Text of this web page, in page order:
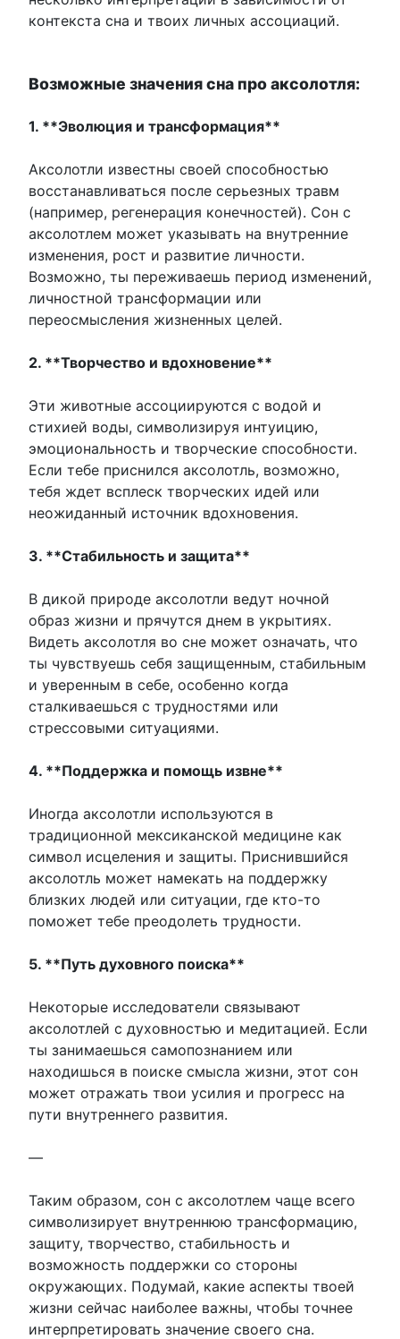
контекста сна и твоих личных ассоциаций.
Возможные значения сна про аксолотля:
1. **Эволюция и трансформация**
Аксолотли известны своей способностью
восстанавливаться после серьезных травм
(например, регенерация конечностей). Сон с
аксолотлем может указывать на внутренние
изменения, рост и развитие личности.
Возможно, ты переживаешь период изменений,
личностной трансформации или
переосмысления жизненных целей.
2. **Творчество и вдохновение**
Эти животные ассоциируются с водой и
стихией воды, символизируя интуицию,
эмоциональность и творческие способности.
Если тебе приснился аксолотль, возможно,
тебя ждет всплеск творческих идей или
неожиданный источник вдохновения.
3. **Стабильность и защита**
В дикой природе аксолотли ведут ночной
образ жизни и прячутся днем в укрытиях.
Видеть аксолотля во сне может означать, что
ты чувствуешь себя защищенным, стабильным
и уверенным в себе, особенно когда
сталкиваешься с трудностями или
стрессовыми ситуациями.
4. **Поддержка и помощь извне**
Иногда аксолотли используются в
традиционной мексиканской медицине как
символ исцеления и защиты. Приснившийся
аксолотль может намекать на поддержку
близких людей или ситуации, где кто-то
поможет тебе преодолеть трудности.
5. **Путь духовного поиска**
Некоторые исследователи связывают
аксолотлей с духовностью и медитацией. Если
ты занимаешься самопознанием или
находишься в поиске смысла жизни, этот сон
может отражать твои усилия и прогресс на
пути внутреннего развития.
—
Таким образом, сон с аксолотлем чаще всего
символизирует внутреннюю трансформацию,
защиту, творчество, стабильность и
возможность поддержки со стороны
окружающих. Подумай, какие аспекты твоей
жизни сейчас наиболее важны, чтобы точнее
интерпретировать значение своего сна.